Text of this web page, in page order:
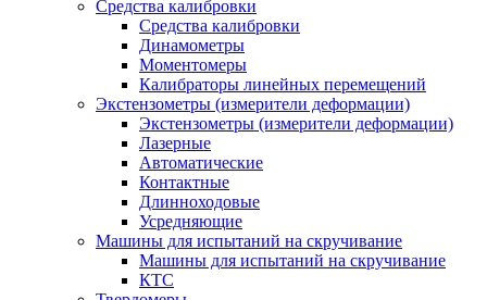
Средства калибровки
Средства калибровки
Динамометры
Моментомеры
Калибраторы линейных перемещений
Экстензометры (измерители деформации)
Экстензометры (измерители деформации)
Лазерные
Автоматические
Контактные
Длинноходовые
Усредняющие
Машины для испытаний на скручивание
Машины для испытаний на скручивание
КТС